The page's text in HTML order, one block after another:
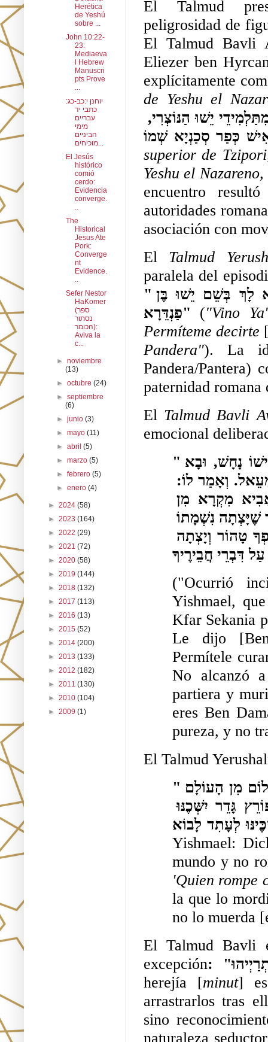
El Talmud
peligrosidad de
El Talmud Bavli
Eliezer ben
explícitamente
de Yeshu el
superior de
Yeshu el
encuentro
autoridades
asociación con
El Talmud
paralela del
"וּבָא יַעֲקֹב אִישׁ כְּפַר סָמָא לְרַפּוֹתוֹ. אָמַר לוֹ. נֵימָא לָךְ בְּשֵׁם יֵשׁוּ בֶּן
פַנְדֵּרָא" ("Vino
Permíteme decirte
Pandera"). La
Pandera/Pantera)
paternidad romana
El Talmud Bavli
emocional
"מַעֲשֶׂה בְּבֶן דָּמָא בֶּן אֲחוֹתוֹ שֶׁל רַבִּי יִשְׁמָעֵאל שֶׁהִכִּישׁוֹ נָחָשׁ, וּבָא
("Ocurrió
Yishmael,
Kfar Sekania
Le dijo
Permítele
No alcanzó
partiera y
eres Ben
pureza, y no
El Talmud
"אָמַר לוֹ רִבִּי יִשְׁמָעֵאל. אַשְׁרֶיךָ בֶּן דָּמָה. שֶׁיָּצָאתָ בְשָׁלוֹם מִן הָעוֹלָם
וְלֹא פָרַצְתָּ גְדֵירָן שֶׁלַּחֲכָמִים. לְקַיֵים מַה שֶׁנֶּאֱמַר וּפוֹרֵץ גָּדֵר יִשְּׁכֶנּוּ
Yishmael:
mundo y no
'Quien rompe
la que lo
no lo muerda
El Talmud Bavli
excepción
herejía [minut] es
arrastrarlos tras
sino
naturaleza
Herética
de Yeshú
sobre ...
John 10:22-
23:
Mediaeva
l Hebrew
Manuscri
pts Prove
...
יוחנן י:כב-כג:
כתבי יד
עבריים
מימי
הביניים
מוכיחים...
El Jesús
histórico
comió
cerdo:
Evidencia
converge.
..
The
Historical
Jesus Ate
Pork:
Converge
nt
Evidence.
..
Sefer Nestor
HaKomer
(ספר
נסתור
הכומר):
Aviva la
c...
►noviembre
(13)
►octubre(24)
►septiembre
(6)
►junio(3)
►mayo(11)
►abril(5)
►marzo(5)
►febrero(5)
►enero(4)
► 2024 (58)
► 2023 (164)
► 2022 (29)
► 2021 (72)
► 2020 (58)
► 2019 (144)
► 2018 (132)
► 2017 (113)
► 2016 (13)
► 2015 (52)
► 2014 (200)
► 2013 (133)
► 2012 (182)
► 2011 (130)
► 2010 (104)
► 2009 (1)